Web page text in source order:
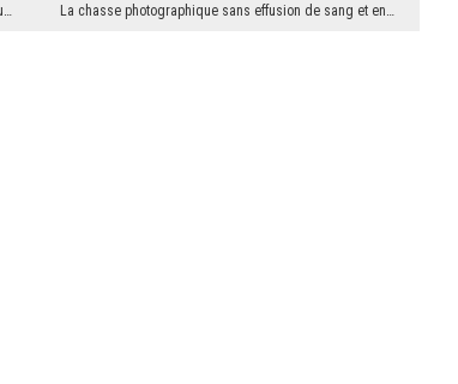
Une décoration paisible faite de jantes et de roues. Sauf qu'il semble que plusieurs d'entre eux ... La chasse photographique sans effusion de sang et en même temps très excitante de la nature afric...